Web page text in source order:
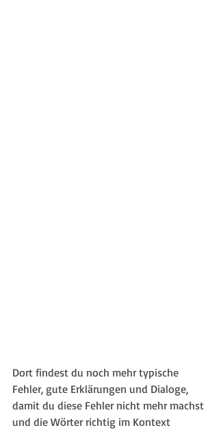
Dort findest du noch mehr typische
Fehler, gute Erklärungen und Dialoge,
damit du diese Fehler nicht mehr machst
und die Wörter richtig im Kontext